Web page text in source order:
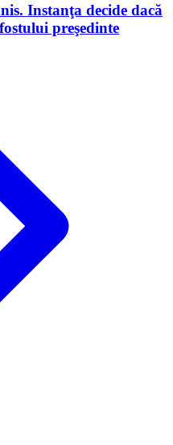
Instanţa decide dacă
preşedinte